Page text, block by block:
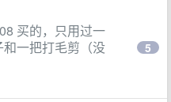
买的，只用过一
一把打毛剪（没
5